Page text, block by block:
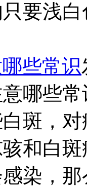
要浅
些常识
哪些
斑，
和白
染，